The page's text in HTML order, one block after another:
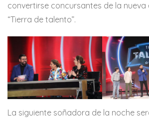
convertirse concursantes de la nueva
“Tierra de talento”.
La siguiente soñadora de la noche